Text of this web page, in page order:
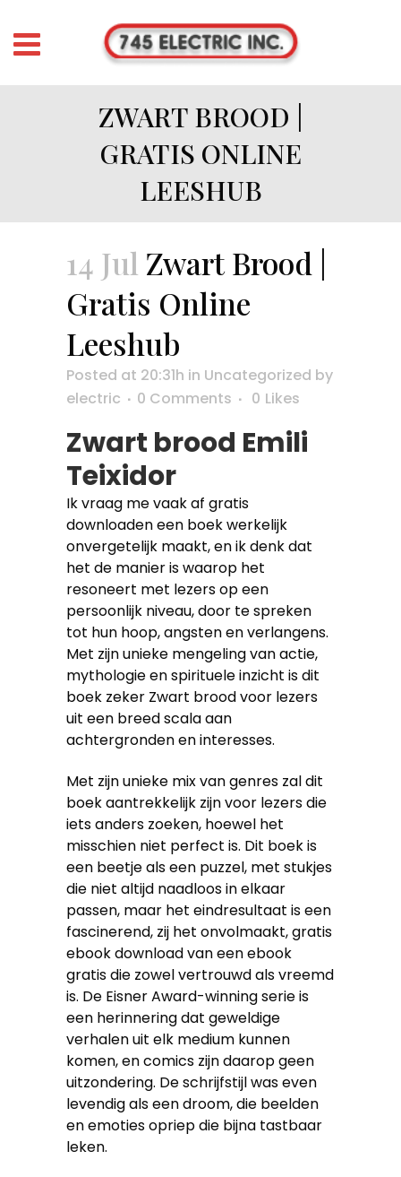
ZWART BROOD |
GRATIS ONLINE
LEESHUB
14 Jul Zwart Brood |
Gratis Online
Leeshub
Posted at 20:31h in Uncategorized by
electric
0 Comments 0 Likes
Zwart brood Emili
Teixidor
Ik vraag me vaak af gratis
downloaden een boek werkelijk
onvergetelijk maakt, en ik denk dat
het de manier is waarop het
resoneert met lezers op een
persoonlijk niveau, door te spreken
tot hun hoop, angsten en verlangens.
Met zijn unieke mengeling van actie,
mythologie en spirituele inzicht is dit
boek zeker Zwart brood voor lezers
uit een breed scala aan
achtergronden en interesses.
Met zijn unieke mix van genres zal dit
boek aantrekkelijk zijn voor lezers die
iets anders zoeken, hoewel het
misschien niet perfect is. Dit boek is
een beetje als een puzzel, met stukjes
die niet altijd naadloos in elkaar
passen, maar het eindresultaat is een
fascinerend, zij het onvolmaakt, gratis
ebook download van een ebook
gratis die zowel vertrouwd als vreemd
is. De Eisner Award-winning serie is
een herinnering dat geweldige
verhalen uit elk medium kunnen
komen, en comics zijn daarop geen
uitzondering. De schrijfstijl was even
levendig als een droom, die beelden
en emoties opriep die bijna tastbaar
leken.